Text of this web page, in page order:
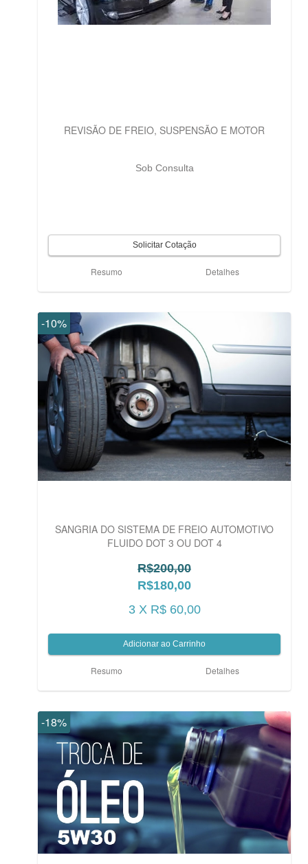
REVISÃO DE FREIO, SUSPENSÃO E MOTOR
Sob Consulta
Resumo Detalhes
-10%
SANGRIA DO SISTEMA DE FREIO AUTOMOTIVO
FLUIDO DOT 3 OU DOT 4
R$200,00
R$180,00
3 X R$ 60,00
Resumo Detalhes
-18%